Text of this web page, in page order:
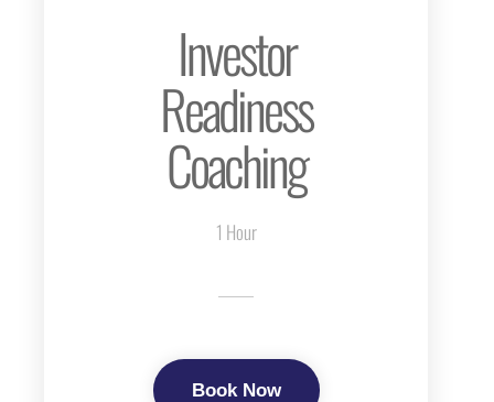
Investor
Readiness
Coaching
1 Hour
Book Now